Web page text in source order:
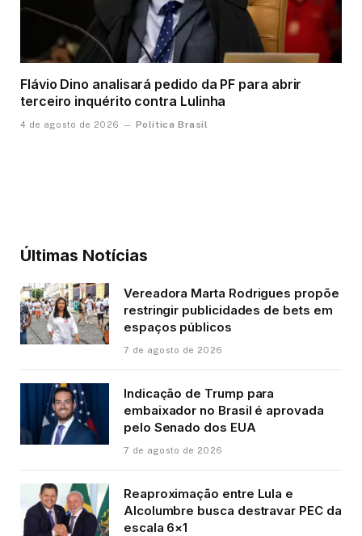
Flávio Dino analisará pedido da PF para abrir
terceiro inquérito contra Lulinha
4 de agosto de 2026 Política Brasil
Últimas Notícias
Vereadora Marta Rodrigues propõe
restringir publicidades de bets em
espaços públicos
7 de agosto de 2026
Indicação de Trump para
embaixador no Brasil é aprovada
pelo Senado dos EUA
7 de agosto de 2026
Reaproximação entre Lula e
Alcolumbre busca destravar PEC da
escala 6×1